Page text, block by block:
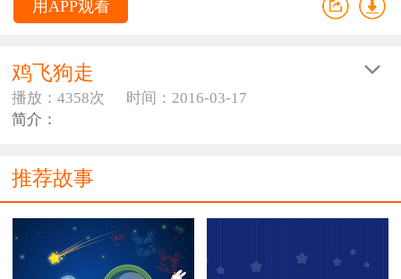
用APP观看
鸡飞狗走
播放：4358次
时间：2016-03-17
简介：
推荐故事